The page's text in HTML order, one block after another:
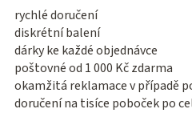
rychlé doručení
diskrétní balení
dárky ke každé objednávce
poštovné od 1 000 Kč zdarma
okamžitá reklamace v případě
doručení na tisíce poboček po